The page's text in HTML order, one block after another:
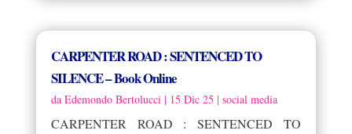
CARPENTER ROAD : SENTENCED TO
SILENCE – Book Online
da Edemondo Bertolucci| 15 Dic 25 | social media
CARPENTER ROAD : SENTENCED TO